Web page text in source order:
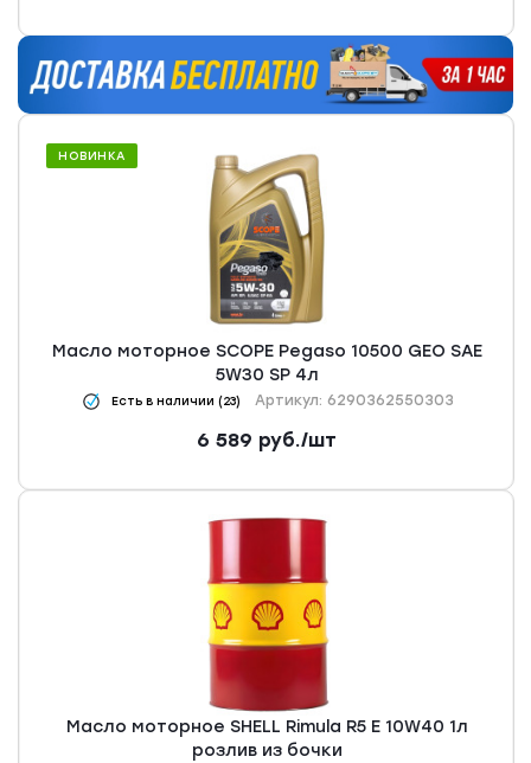
НОВИНКА
Масло моторное SCOPE Pegaso 10500 GEO SAE
5W30 SP 4л
Есть в наличии (23) Артикул: 6290362550303
6 589 руб./шт
Масло моторное SHELL Rimula R5 Е 10W40 1л
розлив из бочки